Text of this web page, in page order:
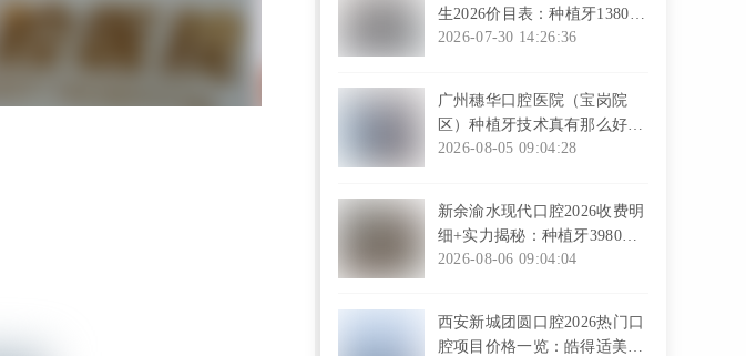
生2026价目表：种植牙1380元
起，根管治疗1080元，透明收
2026-07-30 14:26:36
广州穗华口腔医院（宝岗院
区）种植牙技术真有那么好
吗？答案揭晓
2026-08-05 09:04:28
新余渝水现代口腔2026收费明
细+实力揭秘：种植牙3980元
起，医师专业还支持医保报销
2026-08-06 09:04:04
西安新城团圆口腔2026热门口
腔项目价格一览：皓得适美白